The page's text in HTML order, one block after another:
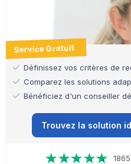
Service Gratuit
Définissez vos critères de
Comparez les solutions
Bénéficiez d'un conseiller
Trouvez la solution